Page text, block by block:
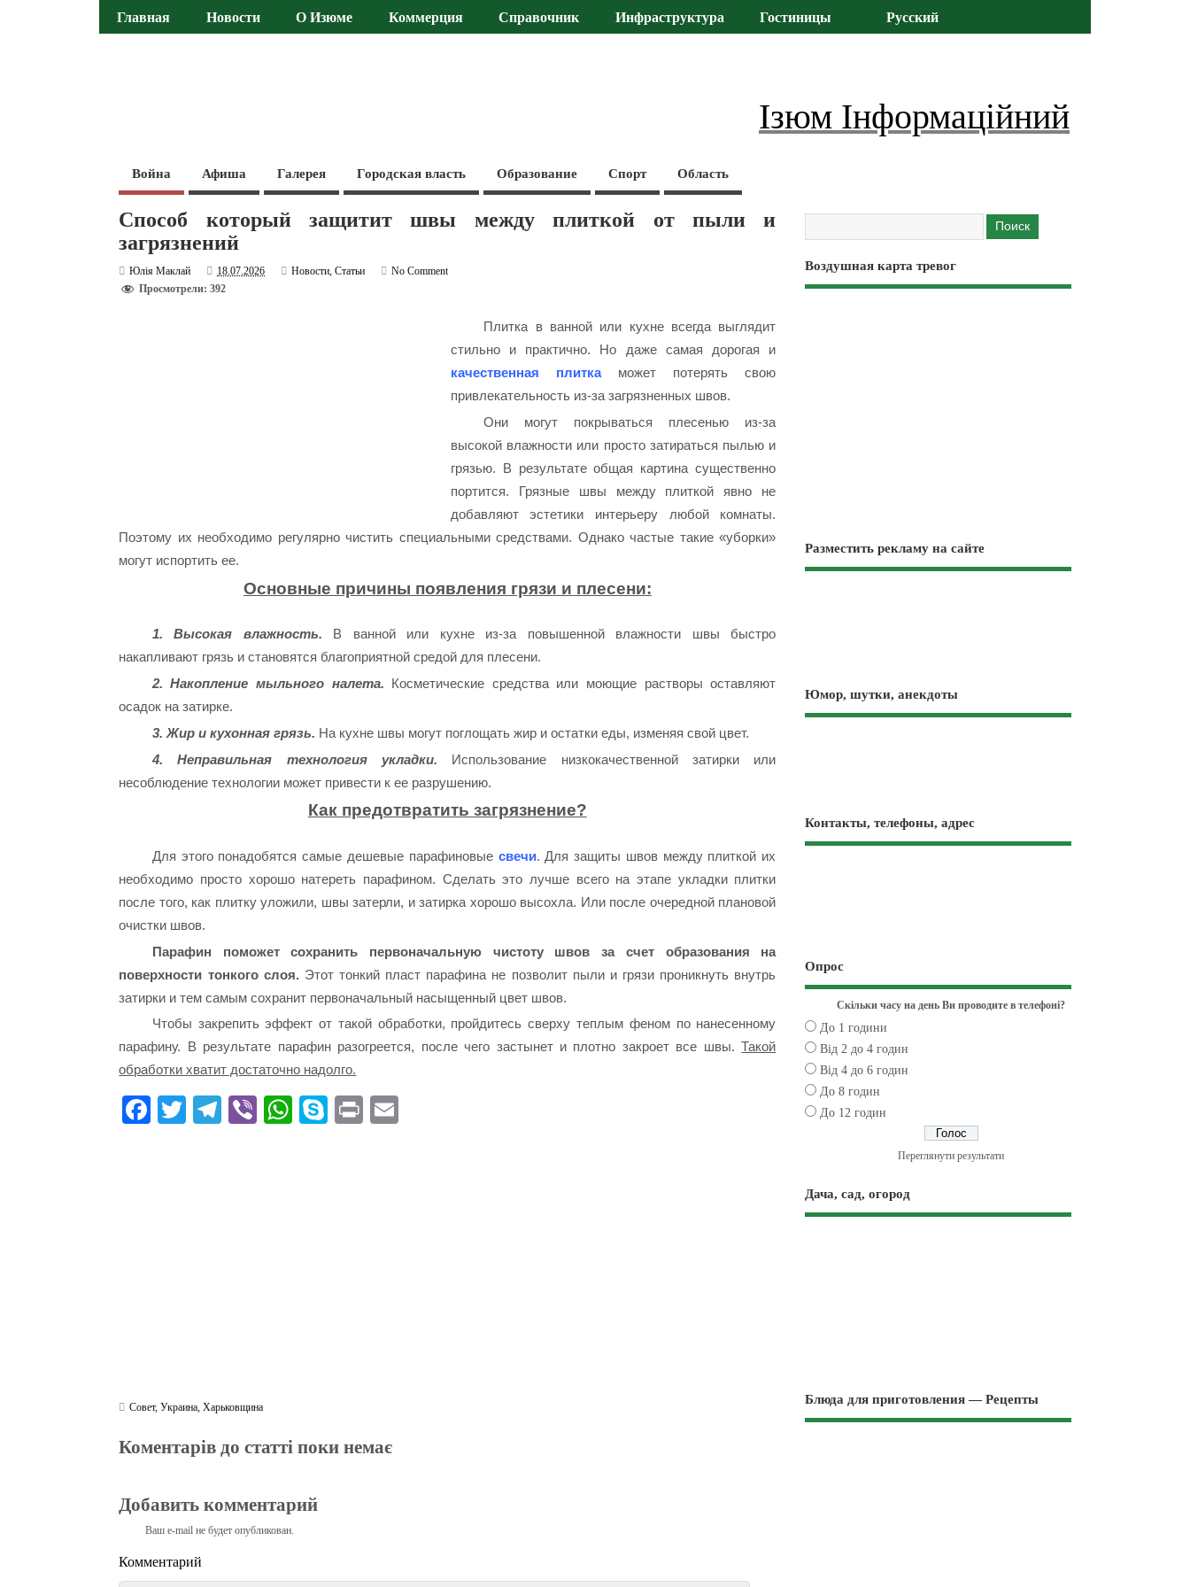
Главная Новости О Изюме Коммерция Справочник Инфраструктура Гостиницы Русский
Ізюм Інформаційний
Война Афиша Галерея Городская власть Образование Спорт Область
Способ который защитит швы между плиткой от пыли и
загрязнений
Юлія Маклай 18.07.2026 Новости,Статьи
No Comment
Просмотрели: 392
Плитка в ванной или кухне всегда выглядит
стильно и практично. Но даже самая дорогая и
качественная плиткаможет потерять свою
привлекательность из-за загрязненных швов.
Они могут покрываться плесенью из-за
высокой влажности или просто затираться пылью и
грязью. В результате общая картина существенно
портится. Грязные швы между плиткой явно не
добавляют эстетики интерьеру любой комнаты.
Поэтому их необходимо регулярно чистить специальными средствами. Однако частые такие «уборки»
могут испортить ее.
Основные причины появления грязи и плесени:
1. Высокая влажность. В ванной или кухне из-за повышенной влажности швы быстро
накапливают грязь и становятся благоприятной средой для плесени.
2. Накопление мыльного налета. Косметические средства или моющие растворы оставляют
осадок на затирке.
3. Жир и кухонная грязь. На кухне швы могут поглощать жир и остатки еды, изменяя свой цвет.
4. Неправильная технология укладки. Использование низкокачественной затирки или
несоблюдение технологии может привести к ее разрушению.
Как предотвратить загрязнение?
Для этого понадобятся самые дешевые парафиновые свечи. Для защиты швов между плиткой их
необходимо просто хорошо натереть парафином. Сделать это лучше всего на этапе укладки плитки
после того, как плитку уложили, швы затерли, и затирка хорошо высохла. Или после очередной плановой
очистки швов.
Парафин поможет сохранить первоначальную чистоту швов за счет образования на
поверхности тонкого слоя.Этот тонкий пласт парафина не позволит пыли и грязи проникнуть внутрь
затирки и тем самым сохранит первоначальный насыщенный цвет швов.
Чтобы закрепить эффект от такой обработки, пройдитесь сверху теплым феном по нанесенному
парафину. В результате парафин разогреется, после чего застынет и плотно закроет все швы.Такой
обработки хватит достаточно надолго.
Fa T
Te Vi
W
S
Pr
Совет,Украина,Харьковщина
Коментарів до статті поки немає
Добавить комментарий
Ваш e-mail не будет опубликован.
Комментарий
Воздушная карта тревог
Разместить рекламу на сайте
Юмор, шутки, анекдоты
Контакты, телефоны, адрес
Опрос
Скільки часу на день Ви проводите в телефоні?
До 1 години
Від 2 до 4 годин
Від 4 до 6 годин
До 8 годин
До 12 годин
Переглянути результати
Дача, сад, огород
Блюда для приготовления — Рецепты